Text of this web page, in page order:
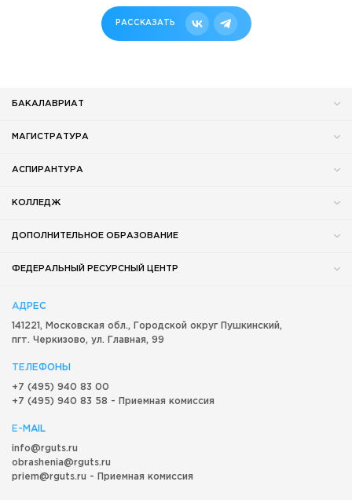
РАССКАЗАТЬ
БАКАЛАВРИАТ
МАГИСТРАТУРА
АСПИРАНТУРА
КОЛЛЕДЖ
ДОПОЛНИТЕЛЬНОЕ ОБРАЗОВАНИЕ
ФЕДЕРАЛЬНЫЙ РЕСУРСНЫЙ ЦЕНТР
АДРЕС
141221, Московская обл., Городской округ Пушкинский,
пгт. Черкизово, ул. Главная, 99
ТЕЛЕФОНЫ
+7 (495) 940 83 00
+7 (495) 940 83 58 - Приемная комиссия
E-MAIL
info@rguts.ru
obrashenia@rguts.ru
priem@rguts.ru - Приемная комиссия